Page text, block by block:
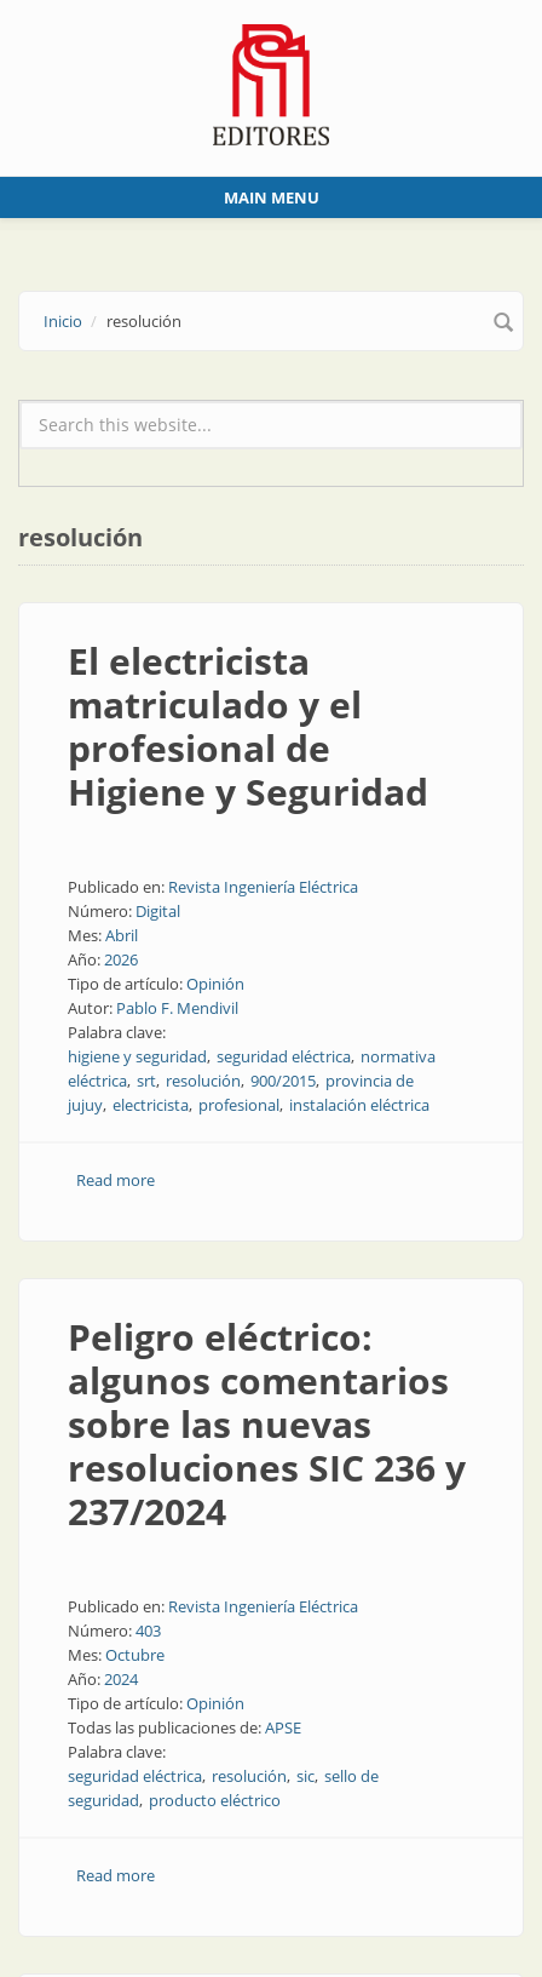
MAIN MENU
Inicio resolución
Formulario de búsqueda
resolución
El electricista
matriculado y el
profesional de
Higiene y Seguridad
Publicado en: Revista Ingeniería Eléctrica
Número: Digital
Mes:Abril
Año:2026
Tipo de artículo:Opinión
Autor: Pablo F. Mendivil
Palabra clave:
higiene y seguridad seguridad eléctrica normativa
eléctrica srt resolución 900/2015 provincia de
jujuy electricista profesional instalación eléctrica
Read moreabout El electricista matriculado y el profesional de
Peligro eléctrico:
algunos comentarios
sobre las nuevas
resoluciones SIC 236 y
237/2024
Publicado en: Revista Ingeniería Eléctrica
Número:403
Mes:Octubre
Año:2024
Tipo de artículo:Opinión
Todas las publicaciones de:APSE
Palabra clave:
seguridad eléctrica resolución sic sello de
seguridad producto eléctrico
Read moreabout Peligro eléctrico: algunos comentarios sobre las